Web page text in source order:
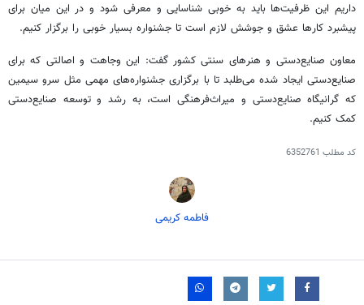
داریم این ظرفیت‌ها باید به خوبی شناسایی و معرفی شود و در این میان برای
پیشبرد کارها عشق و جوشش لازم است تا جشنواره بسیار خوبی را برگزار کنیم.
معاون صنایع‌دستی و هنرهای سنتی کشور گفت: این وجاهت و اصالتی که برای
صنایع‌دستی ایجاد شده می‌طلبد تا با برگزاری جشنواره‌های مهمی مثل سرو سیمین
که گرانیگاه صنایع‌دستی و میراث‌فرهنگی است، به رشد و توسعه صنایع‌دستی
کمک کنیم.
کد مطلب 6352761
فاطمه کریمی